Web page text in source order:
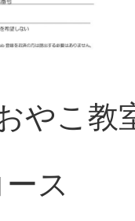
やこ教
ス